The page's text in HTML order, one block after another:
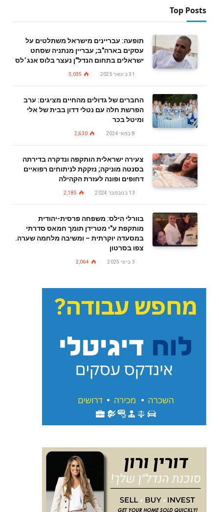
Top Posts
תופעה: עבריינים מישראל משתלטים על
עסקים בארה"ב; עבריין מנתניה שסחט
ישראלים בתחום הנדל"ן נעצר בלוס אנג׳לס
31 בינואר 2025 3,035
החברים של גדולים מהחיים מציגים: ערב
הפרשת חלה עם נטלי דדון בבית של אלי
ומיטל בכר
8 במאי 2024 2,630
צעירה ישראלית הותקפה ונדקרה בדירתה
בסנטה מוניקה; נזקקת לניתוחים רפואיים
דחופים ופונה לעזרת הקהילה
13 בנובמבר 2024 2,185
בוורלי הילס: משפחה פרסית-יהודית
מותקפת ע"י מטרידן תומך חמאס סדרתי
במסעדה יוקרתית – ומשיבה מלחמה שערה.
צפו בסרטון
3 ביוני 2025 2,064